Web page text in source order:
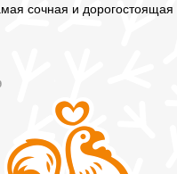
сочная и дорогостоящая